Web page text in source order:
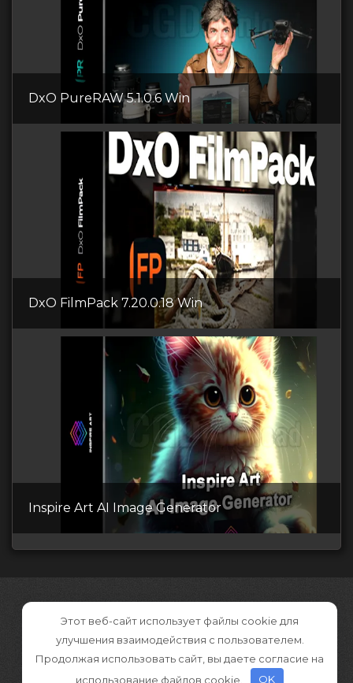
DxO PureRAW 5.1.0.6 Win
DxO FilmPack 7.20.0.18 Win
Inspire Art AI Image Generator
Этот веб-сайт использует файлы cookie для
улучшения взаимодействия с пользователем.
Продолжая использовать сайт, вы даете согласие на
использование файлов cookie.
OK